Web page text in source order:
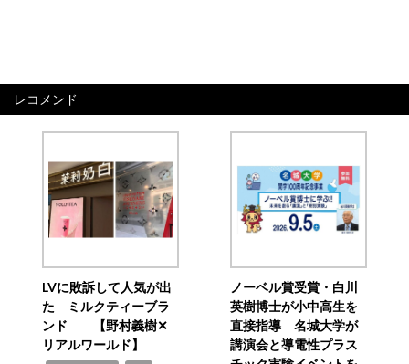
レコメンド
LVに敗訴して人気が出
た ミルクティーブラ
ンド 【野村義樹✕
リアルワールド】
ノーベル賞受賞・白川
英樹博士が小中高生を
直接指導 名城大学が
講演会と導電性プラス